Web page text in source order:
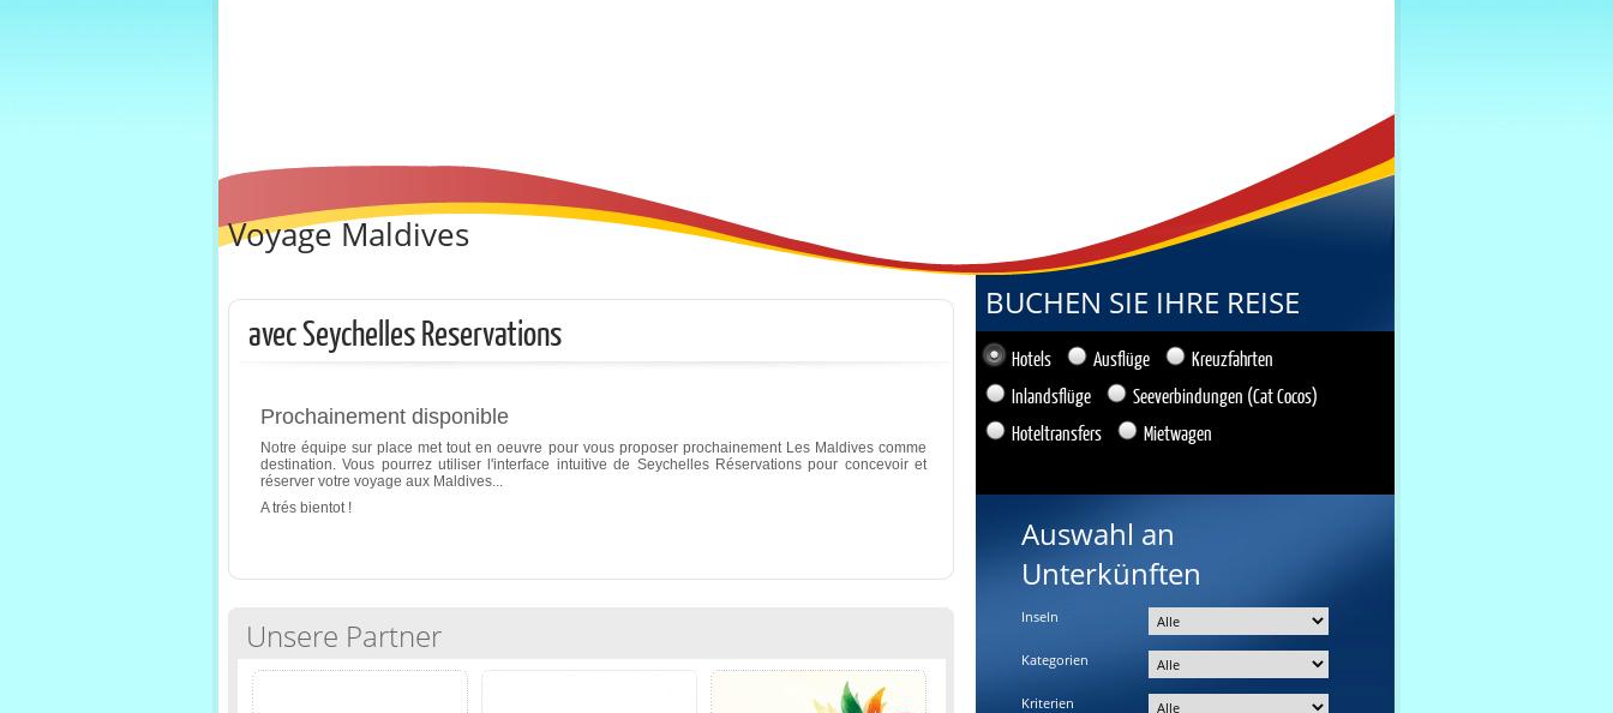
Voyage Maldives
avec Seychelles Reservations
Prochainement disponible
Notre équipe sur place met tout en oeuvre pour vous proposer prochainement Les Maldives comme
destination. Vous pourrez utiliser l'interface intuitive de Seychelles Réservations pour concevoir et
réserver votre voyage aux Maldives...
A trés bientot !
Unsere Partner
BUCHEN SIE IHRE REISE
Hotels Ausflüge
Kreuzfahrten
Inlandsflüge
Seeverbindungen (Cat Cocos)
Hoteltransfers
Mietwagen
Auswahl an
Unterkünften
Inseln
Kategorien
Kriterien